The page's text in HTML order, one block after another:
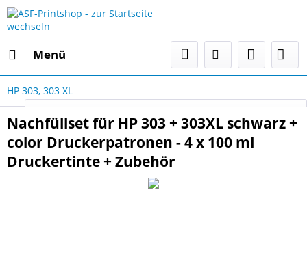
Menü
Select Language
HP 303, 303 XL
Nachfüllset für HP 303 + 303XL schwarz +
color Druckerpatronen - 4 x 100 ml
Druckertinte + Zubehör